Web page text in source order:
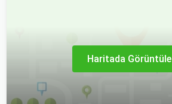
Haritada Görüntüle